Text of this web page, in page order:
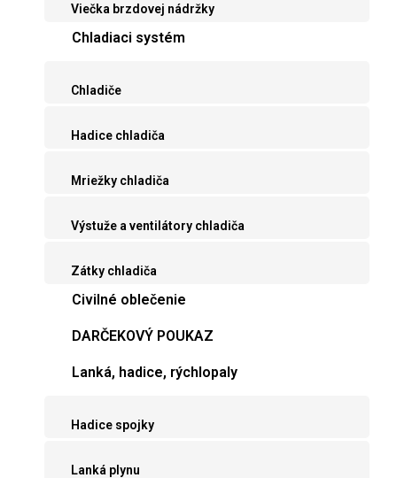
Viečka brzdovej nádržky
Chladiaci systém
Chladiče
Hadice chladiča
Mriežky chladiča
Výstuže a ventilátory chladiča
Zátky chladiča
Civilné oblečenie
DARČEKOVÝ POUKAZ
Lanká, hadice, rýchlopaly
Hadice spojky
Lanká plynu